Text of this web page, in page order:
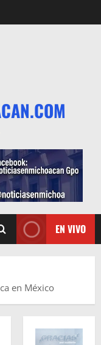
EN VIVO
en México